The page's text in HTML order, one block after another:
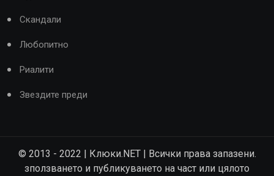
Скандали
Любопитно
Риалити
Звездите преди
© 2013 - 2022 | Клюки.NET | Всички права запазени.
зползването и публикуването на част или цялото